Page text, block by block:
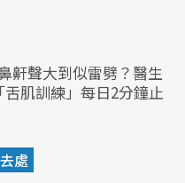
鼾聲大到似雷劈？醫生
舌肌訓練」每日2分鐘止
處